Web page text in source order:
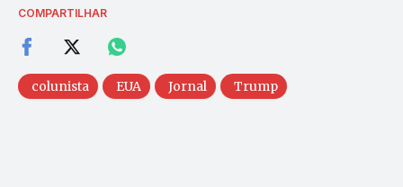
COMPARTILHAR
colunista EUA Jornal Trump